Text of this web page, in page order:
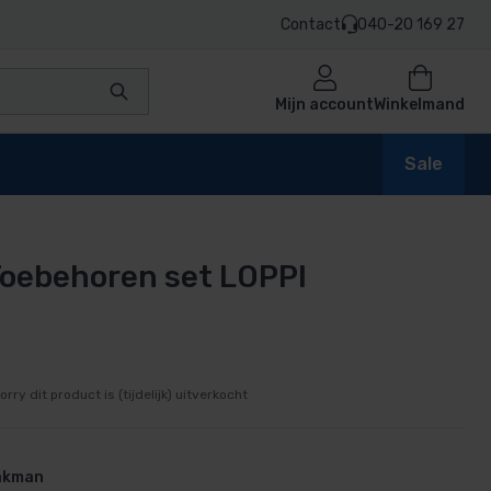
Contact 040-20 169 27
Mijn accountWinkelmand
Sale
set LOPPI
dit product is (tijdelijk) uitverkocht